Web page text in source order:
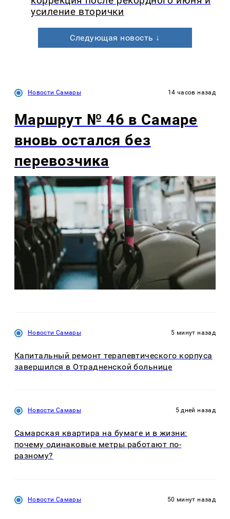
усиление вторички
Следующая новость ↓
Новости Самары 14 часов назад
Маршрут № 46 в Самаре
вновь остался без
перевозчика
Новости Самары 5 минут назад
Капитальный ремонт терапевтического корпуса
завершился в Отрадненской больнице
Новости Самары 5 дней назад
Самарская квартира на бумаге и в жизни:
почему одинаковые метры работают по-
разному?
Новости Самары 50 минут назад